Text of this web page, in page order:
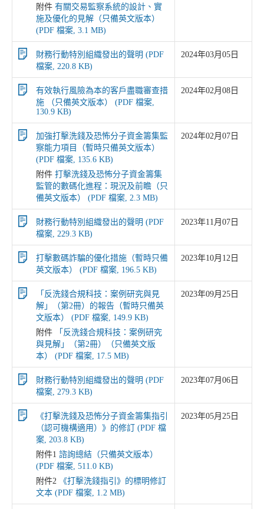
附件 有關交易監察系統的設計、實
施及優化的見解（只備英文版本）
(PDF 檔案, 3.1 MB)
財務行動特別組織發出的聲明 (PDF
檔案, 220.8 KB)
2024年03月05日
有效執行風險為本的客戶盡職審查措
施 （只備英文版本） (PDF 檔案,
130.9 KB)
2024年02月08日
加強打擊洗錢及恐怖分子資金籌集監
察能力項目（暫時只備英文版本）
(PDF 檔案, 135.6 KB)
附件 打擊洗錢及恐怖分子資金籌集
監管的數碼化進程：現況及前瞻（只
備英文版本） (PDF 檔案, 2.3 MB)
2024年02月07日
財務行動特別組織發出的聲明 (PDF
檔案, 229.3 KB)
2023年11月07日
打擊數碼詐騙的優化措施（暫時只備
英文版本） (PDF 檔案, 196.5 KB)
2023年10月12日
「反洗錢合規科技：案例研究與見
解」（第2冊）的報告（暫時只備英
文版本） (PDF 檔案, 149.9 KB)
附件
「反洗錢合規科技：案例研究
與見解」（第2冊）（只備英文版
本） (PDF 檔案, 17.5 MB)
2023年09月25日
財務行動特別組織發出的聲明 (PDF
檔案, 279.3 KB)
2023年07月06日
《打擊洗錢及恐怖分子資金籌集指引
（認可機構適用）》的修訂 (PDF 檔
案, 203.8 KB)
附件1 諮詢總結（只備英文版本）
(PDF 檔案, 511.0 KB)
附件2
《打擊洗錢指引》的標明修訂
文本 (PDF 檔案, 1.2 MB)
2023年05月25日